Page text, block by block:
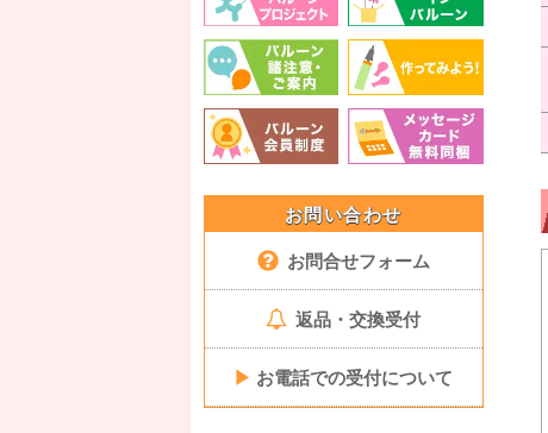
お問い合わせ
お問合せフォーム
返品・交換受付
▶ お電話での受付について